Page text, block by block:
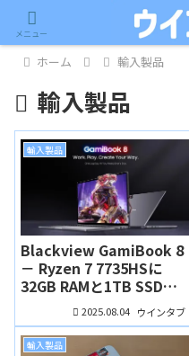
ホーム 輸入製品
輸入製品
輸入製品
Blackview GamiBook 8
－ Ryzen 7 7735HSに
32GB RAMと1TB SSD搭
載の16インチノートPC、
価格が気になる！
2025.08.04 ウインタブ
輸入製品
メニュー